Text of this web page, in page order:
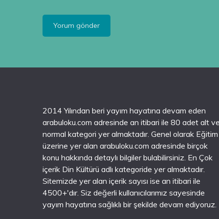
2014 Yılından beri yayım hayatına devam eden
arabuloku.com adresinde an itibari ile 80 adet alt
normal kategori yer almaktadır. Genel olarak Eğitim
üzerine yer alan arabuloku.com adresinde birçok
konu hakkında detaylı bilgiler bulabilirsiniz. En Çok
içerik Din Kültürü adlı kategoride yer almaktadır.
Sitemizde yer alan içerik sayısı ise an itibari ile
4500+'dır. Siz değerli kullanıcılarımız sayesinde
yayım hayatına sağlıklı bir şekilde devam ediyoruz.